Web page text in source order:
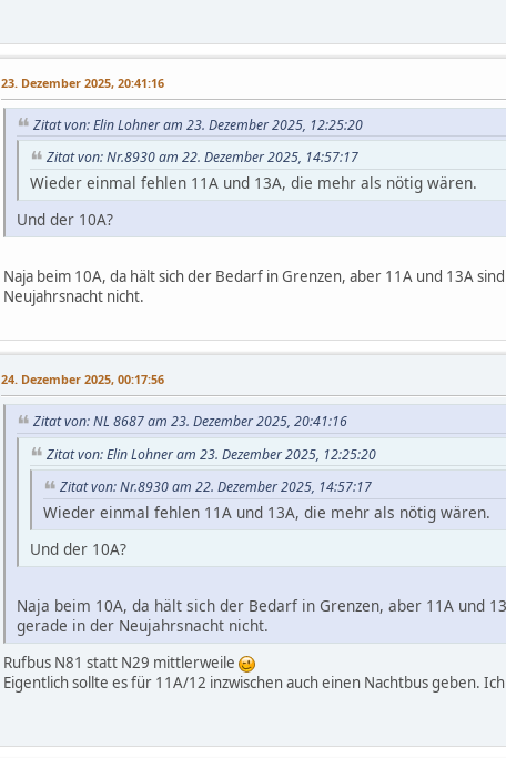
23. Dezember 2025, 20:41:16
Zitat von: Elin Lohner am 23. Dezember 2025, 12:25:20
Zitat von: Nr.8930 am 22. Dezember 2025, 14:57:17
Wieder einmal fehlen 11A und 13A, die mehr als nötig wären.
Und der 10A?
Naja beim 10A, da hält sich der Bedarf in Grenzen, aber 11A und 13A
Neujahrsnacht nicht.
24. Dezember 2025, 00:17:56
Zitat von: NL 8687 am 23. Dezember 2025, 20:41:16
Zitat von: Elin Lohner am 23. Dezember 2025, 12:25:20
Zitat von: Nr.8930 am 22. Dezember 2025, 14:57:17
Wieder einmal fehlen 11A und 13A, die mehr als nötig wären.
Und der 10A?
Naja beim 10A, da hält sich der Bedarf in Grenzen, aber 11A und
gerade in der Neujahrsnacht nicht.
Rufbus N81 statt N29 mittlerweile
Eigentlich sollte es für 11A/12 inzwischen auch einen Nachtbus geben.